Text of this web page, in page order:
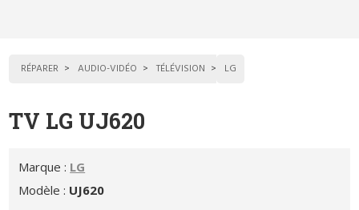
RÉPARER AUDIO-VIDÉO TÉLÉVISION LG
TV LG UJ620
Marque : LG
Modèle : UJ620